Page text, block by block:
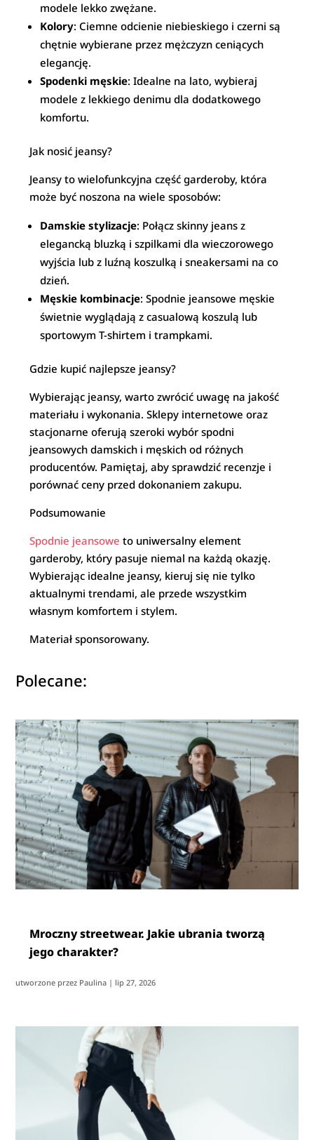
modele lekko zwężane.
Kolory: Ciemne odcienie niebieskiego i czerni są
chętnie wybierane przez mężczyzn ceniących
elegancję.
Spodenki męskie: Idealne na lato, wybieraj
modele z lekkiego denimu dla dodatkowego
komfortu.
Jak nosić jeansy?
Jeansy to wielofunkcyjna część garderoby, która
może być noszona na wiele sposobów:
Damskie stylizacje: Połącz skinny jeans z
elegancką bluzką i szpilkami dla wieczorowego
wyjścia lub z luźną koszulką i sneakersami na co
dzień.
Męskie kombinacje: Spodnie jeansowe męskie
świetnie wyglądają z casualową koszulą lub
sportowym T-shirtem i trampkami.
Gdzie kupić najlepsze jeansy?
Wybierając jeansy, warto zwrócić uwagę na jakość
materiału i wykonania. Sklepy internetowe oraz
stacjonarne oferują szeroki wybór spodni
jeansowych damskich i męskich od różnych
producentów. Pamiętaj, aby sprawdzić recenzje i
porównać ceny przed dokonaniem zakupu.
Podsumowanie
Spodnie jeansowe to uniwersalny element
garderoby, który pasuje niemal na każdą okazję.
Wybierając idealne jeansy, kieruj się nie tylko
aktualnymi trendami, ale przede wszystkim
własnym komfortem i stylem.
Materiał sponsorowany.
Polecane:
Mroczny streetwear. Jakie ubrania tworzą
jego charakter?
utworzone przez Paulina | lip 27, 2026